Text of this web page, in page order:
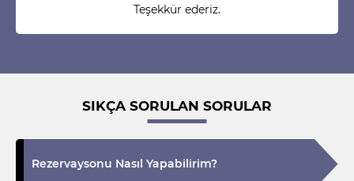
Teşekkür ederiz.
SIKÇA SORULAN SORULAR
Rezervaysonu Nasıl Yapabilirim?